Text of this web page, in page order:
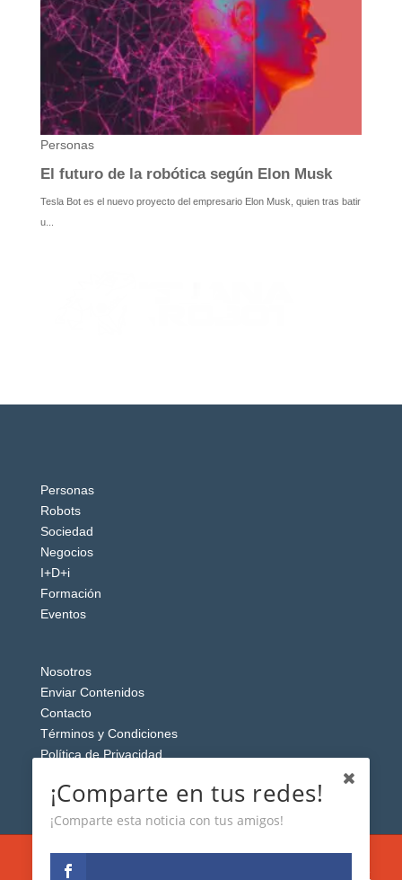
Personas
Robots
Sociedad
Negocios
I+D+i
Formación
Eventos
Nosotros
Enviar Contenidos
Contacto
Términos y Condiciones
Política de Privacidad
Esta web usa cookies analíticas y publicitarias (propias y de
¡Comparte en tus redes!
¡Comparte esta noticia con tus amigos!